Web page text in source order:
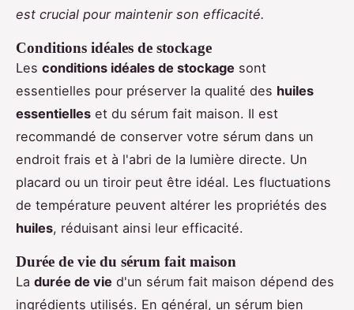
est crucial pour maintenir son efficacité.
Conditions idéales de stockage
Les conditions idéales de stockage sont
essentielles pour préserver la qualité des huiles
essentielles et du sérum fait maison. Il est
recommandé de conserver votre sérum dans un
endroit frais et à l'abri de la lumière directe. Un
placard ou un tiroir peut être idéal. Les fluctuations
de température peuvent altérer les propriétés des
huiles, réduisant ainsi leur efficacité.
Durée de vie du sérum fait maison
La durée de vie d'un sérum fait maison dépend des
ingrédients utilisés. En général, un sérum bien